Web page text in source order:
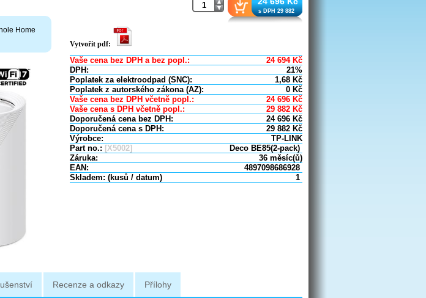
Home
s DPH 29 882
Vytvořit pdf:
Vaše cena bez DPH a bez popl.: 24 694 Kč
DPH:
21%
Poplatek za elektroodpad (SNC):
1,68 Kč
Poplatek z autorského zákona (AZ):
0 Kč
Vaše cena bez DPH včetně popl.:
24 696 Kč
Vaše cena s DPH včetně popl.:
29 882 Kč
Doporučená cena bez DPH:
24 696 Kč
Doporučená cena s DPH:
29 882 Kč
Výrobce:
TP-LINK
Part no.: [X5002]
Deco BE85(2-pack)
Záruka:
36 měsíc(ů)
EAN:
4897098686928
Skladem: (kusů / datum)
1
Recenze a odkazy Přílohy